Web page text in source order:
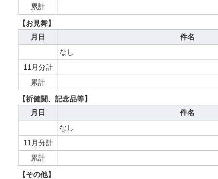
累計
【お見舞】
月日
件名
なし
11月分計
累計
【祈健闘、記念品等】
月日
件名
なし
11月分計
累計
【その他】